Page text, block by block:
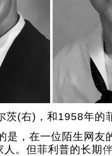
茨(右)，和1958年的
，在一位陌生网友
。但菲利普的长期